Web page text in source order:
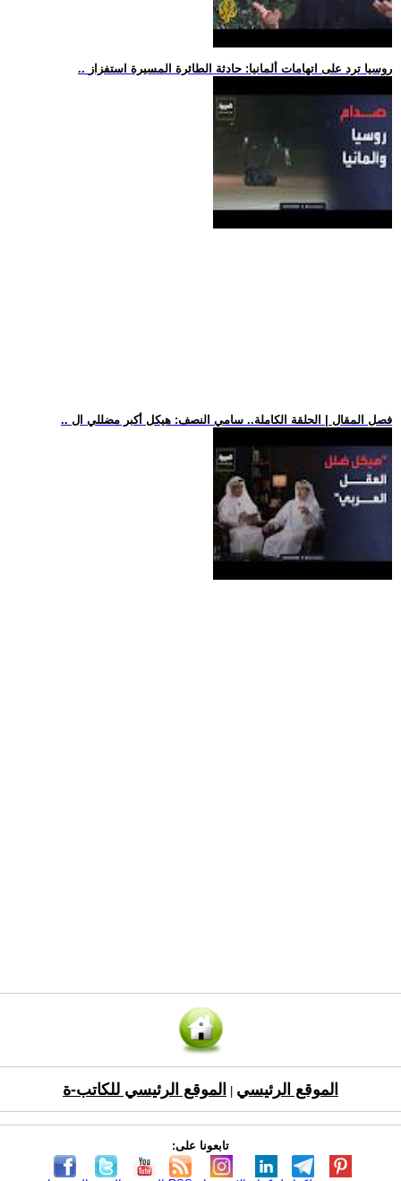
.. روسيا ترد على اتهامات ألمانيا: حادثة الطائرة المسيرة استفزاز
.. فصل المقال | الحلقة الكاملة.. سامي النصف: هيكل أكبر مضللي ال
الموقع الرئيسي الموقع الرئيسي للكاتب-ة
تابعونا على: